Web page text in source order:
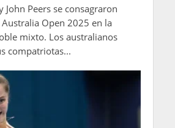
John Peers se consagraron
Open 2025 en la
mixto. Los australianos
compatriotas...